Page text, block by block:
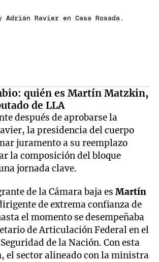
Adrián Ravier en Casa Rosada.
quién es Martín Matzkin,
de LLA
después de aprobarse la
la presidencia del cuerpo
juramento a su reemplazo
la composición del bloque
jornada clave.
de la Cámara baja esMartín
de extrema confianza de
el momento se desempeñaba
de Articulación Federal en el
de la Nación. Con esta
el sector alineado con la ministra